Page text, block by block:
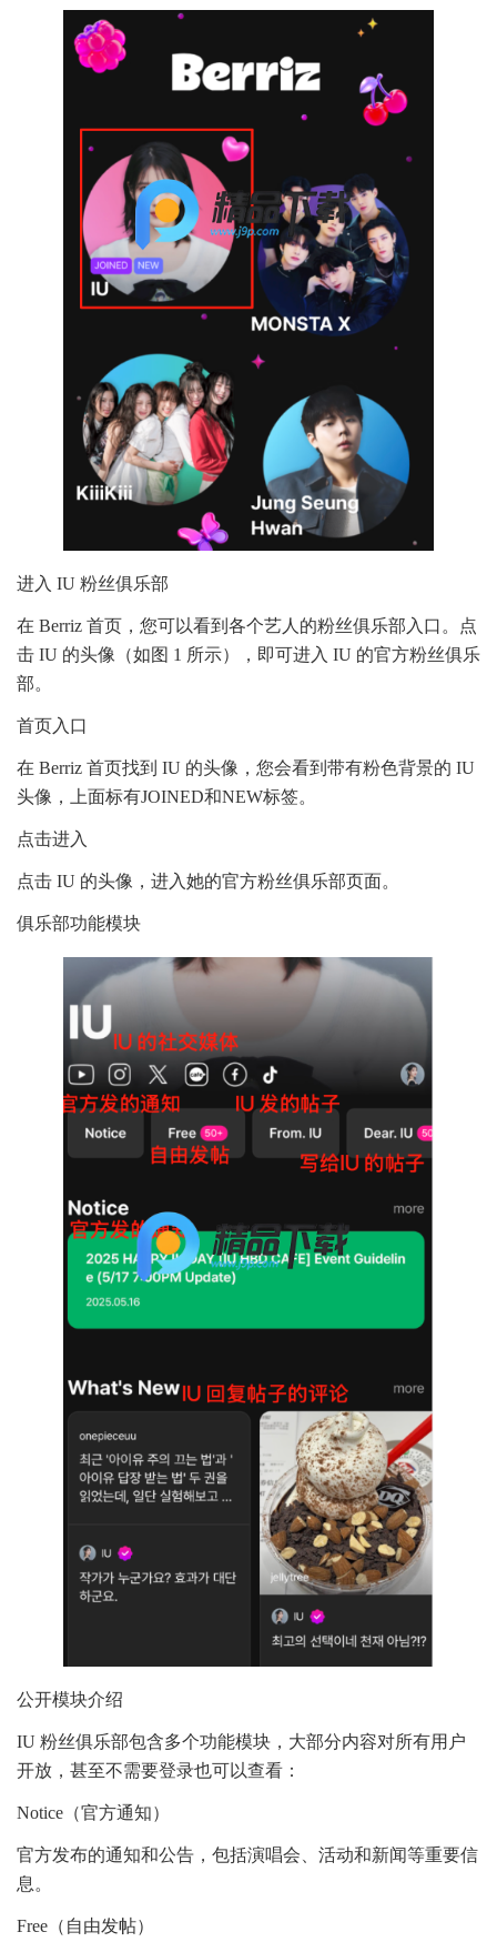
进入 IU 粉丝俱乐部
在 Berriz 首页，您可以看到各个艺人的粉丝俱乐部入口。点
击 IU 的头像（如图 1 所示），即可进入 IU 的官方粉丝俱乐
部。
首页入口
在 Berriz 首页找到 IU 的头像，您会看到带有粉色背景的 IU
头像，上面标有JOINED和NEW标签。
点击进入
点击 IU 的头像，进入她的官方粉丝俱乐部页面。
俱乐部功能模块
公开模块介绍
IU 粉丝俱乐部包含多个功能模块，大部分内容对所有用户
开放，甚至不需要登录也可以查看：
Notice（官方通知）
官方发布的通知和公告，包括演唱会、活动和新闻等重要信
息。
Free（自由发帖）